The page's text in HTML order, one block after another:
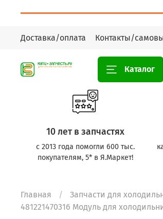
Доставка/оплата Контакты/
Каталог
10 лет в запчастях
с 2013 года помогли 600 тыс.
покупателям, 5* в Я.Маркет!
Главная Запчасти для
481221470316 Модуль для